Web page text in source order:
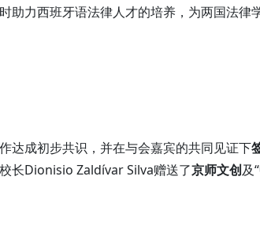
助力西班牙语法律人才的培养，为两国法律
达成初步共识，并在与会嘉宾的共同见证下
长Dionisio Zaldívar Silva赠送了京师文创及“